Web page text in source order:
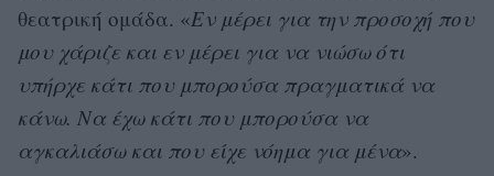
θεατρική ομάδα. «Εν μέρει για την προσοχή που
μου χάριζε και εν μέρει για να νιώσω ότι
υπήρχε κάτι που μπορούσα πραγματικά να
κάνω. Να έχω κάτι που μπορούσα να
αγκαλιάσω και που είχε νόημα για μένα».